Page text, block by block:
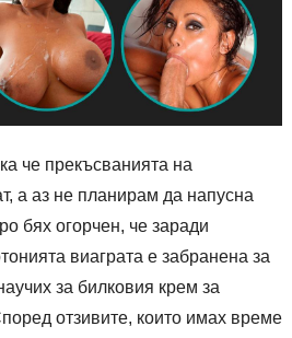
че прекъсванията на
а аз не планирам да напусна
бях огорчен, че заради
виаграта е забранена за
за билковия крем за
отзивите, които имах време